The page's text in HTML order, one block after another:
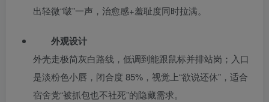
出轻微“啵”一声，治愈感+羞耻度同时拉满。
外观设计
外壳走极简灰白路线，低调到能跟鼠标并排站岗；入口
是淡粉色小唇，闭合度 85%，视觉上“欲说还休”，适合
宿舍党“被抓包也不社死”的隐藏需求。